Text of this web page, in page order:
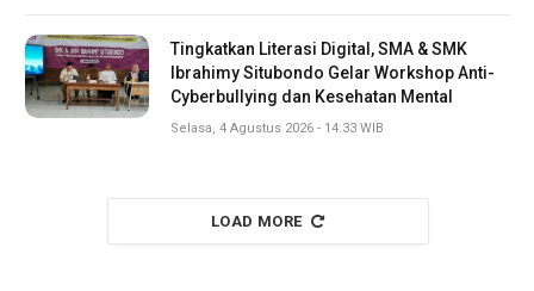
Tingkatkan Literasi Digital, SMA & SMK
Ibrahimy Situbondo Gelar Workshop Anti-
Cyberbullying dan Kesehatan Mental
Selasa, 4 Agustus 2026 - 14:33 WIB
LOAD MORE